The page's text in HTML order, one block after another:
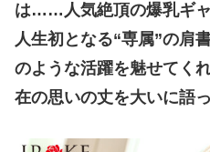
は……人気絶頂の爆乳ギ
人生初となる“専属”の肩
のような活躍を魅せてく
在の思いの丈を大いに語